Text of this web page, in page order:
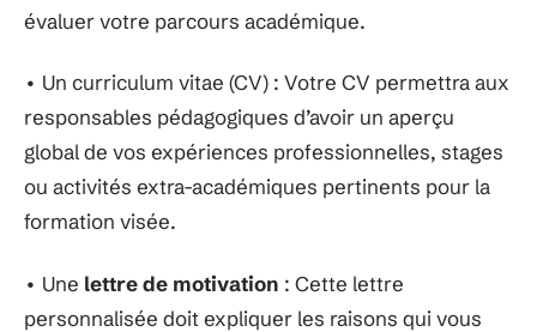
évaluer votre parcours académique.
• Un curriculum vitae (CV) : Votre CV permettra aux
responsables pédagogiques d’avoir un aperçu
global de vos expériences professionnelles, stages
ou activités extra-académiques pertinents pour la
formation visée.
• Une lettre de motivation : Cette lettre
personnalisée doit expliquer les raisons qui vous